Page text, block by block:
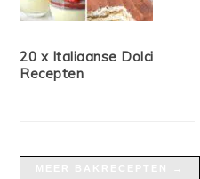
20 x Italiaanse Dolci
Recepten